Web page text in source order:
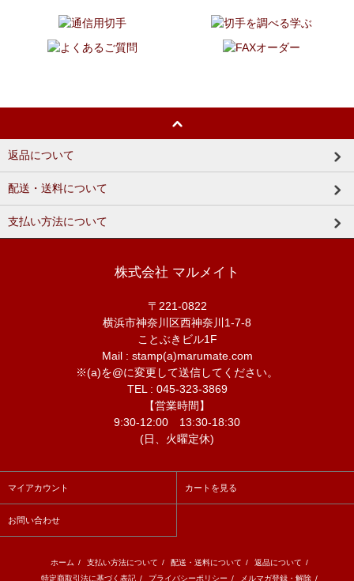
返品について
配送・送料について
支払い方法について
株式会社 マルメイト
〒221-0822
横浜市神奈川区西神奈川1-7-8
ことぶきビル1F
Mail : stamp(a)marumate.com
※(a)を@に変更して送信してください。
TEL : 045-323-3869
【営業時間】
9:30-12:00 13:30-18:30
(日、火曜定休)
マイアカウント カートを見る
お問い合わせ
ホーム / 支払い方法について / 配送・送料について / 返品について /
特定商取引法に基づく表記 / プライバシーポリシー / メルマガ登録・解除 /